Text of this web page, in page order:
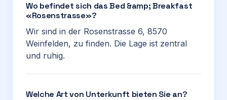
Wo befindet sich das Bed &amp; Breakfast
«Rosenstrasse»?
Wir sind in der Rosenstrasse 6, 8570
Weinfelden, zu finden. Die Lage ist zentral
und ruhig.
Welche Art von Unterkunft bieten Sie an?